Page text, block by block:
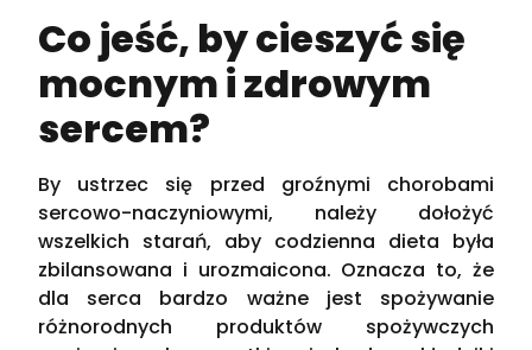
Co jeść, by cieszyć się
mocnym i zdrowym
sercem?
By ustrzec się przed groźnymi chorobami
sercowo-naczyniowymi, należy dołożyć
wszelkich starań, aby codzienna dieta była
zbilansowana i urozmaicona. Oznacza to, że
dla serca bardzo ważne jest spożywanie
różnorodnych produktów spożywczych